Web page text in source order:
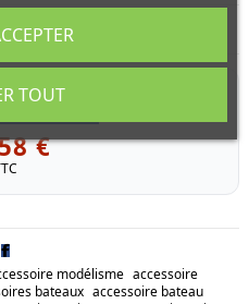
laiton nickelé - arbre inox
AH100-2
€
modélisme accessoire
bateaux accessoire bateau
TOUT